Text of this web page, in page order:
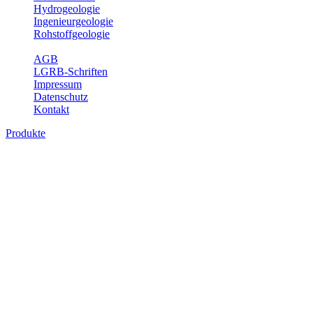
Hydrogeologie
Ingenieurgeologie
Rohstoffgeologie
AGB
LGRB-Schriften
Impressum
Datenschutz
Kontakt
Produkte